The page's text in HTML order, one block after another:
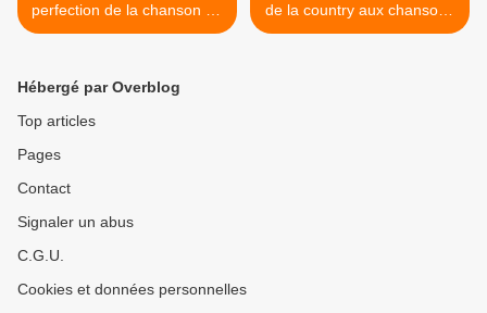
perfection de la chanson au
masculin
de la country aux chansons
fortes >
Hébergé par Overblog
Top articles
Pages
Contact
Signaler un abus
C.G.U.
Cookies et données personnelles